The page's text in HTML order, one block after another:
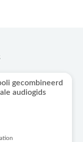
gecombineerd
audiogids